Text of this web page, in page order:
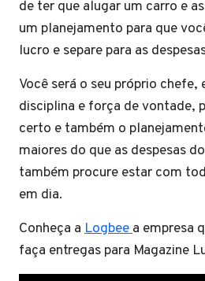
de ter que alugar um carro e
um planejamento para que
lucro e separe para as
Você será o seu próprio
disciplina e força de vontade,
certo e também o
maiores do que as despesas
também procure estar com
em dia.
Conheça a Logbeea empresa
faça entregas para Magazine